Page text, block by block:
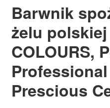
Barwnik
żelu polskiej
COLOURS,
Professional
Prescious